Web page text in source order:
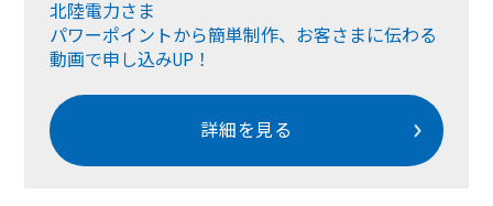
北陸電力さま
パワーポイントから簡単制作、お客さまに伝わる
動画で申し込みUP！
詳細を見る